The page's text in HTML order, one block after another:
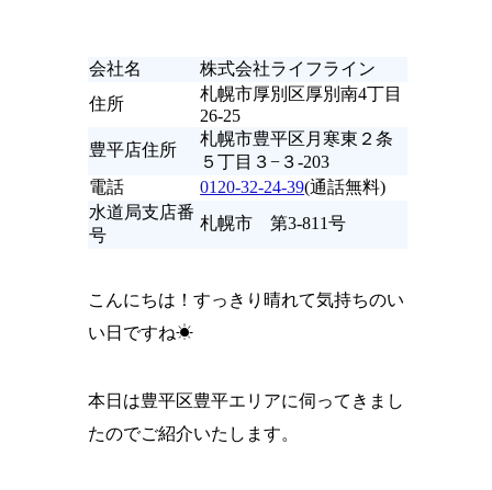
会社名
株式会社ライフライン
住所
札幌市厚別区厚別南4丁目
26-25
豊平店住所
札幌市豊平区月寒東２条
５丁目３−３-203
電話
0120-32-24-39(通話無料)
水道局支店番
号
札幌市 第3-811号
こんにちは！すっきり晴れて気持ちのい
い日ですね☀
本日は豊平区豊平エリアに伺ってきまし
たのでご紹介いたします。